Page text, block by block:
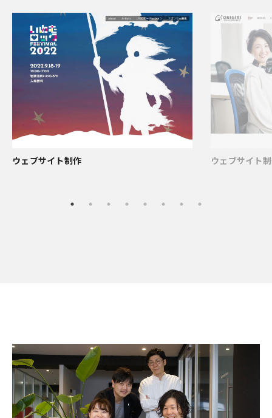
ウェブサイト制作 ウェブサイト